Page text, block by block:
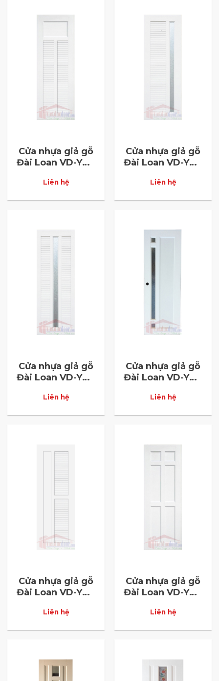
Cửa nhựa giả gỗ
Đài Loan VD-YW-
Liên hệ
Cửa nhựa giả gỗ
Đài Loan VD-YW-
Liên hệ
Cửa nhựa giả gỗ
Đài Loan VD-YW-
Liên hệ
Cửa nhựa giả gỗ
Đài Loan VD-YW-
Liên hệ
Cửa nhựa giả gỗ
Đài Loan VD-YW-
Liên hệ
Cửa nhựa giả gỗ
Đài Loan VD-YW-
Liên hệ